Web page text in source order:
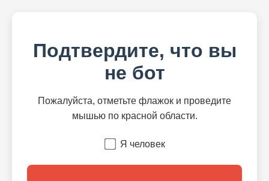
Подтвердите, что вы
не бот
Пожалуйста, отметьте флажок и проведите
мышью по красной области.
Я человек